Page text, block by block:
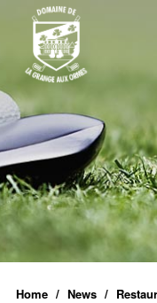
Home News